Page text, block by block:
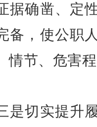
据确凿、定
备，使公职
情节、危害程
切实提升履